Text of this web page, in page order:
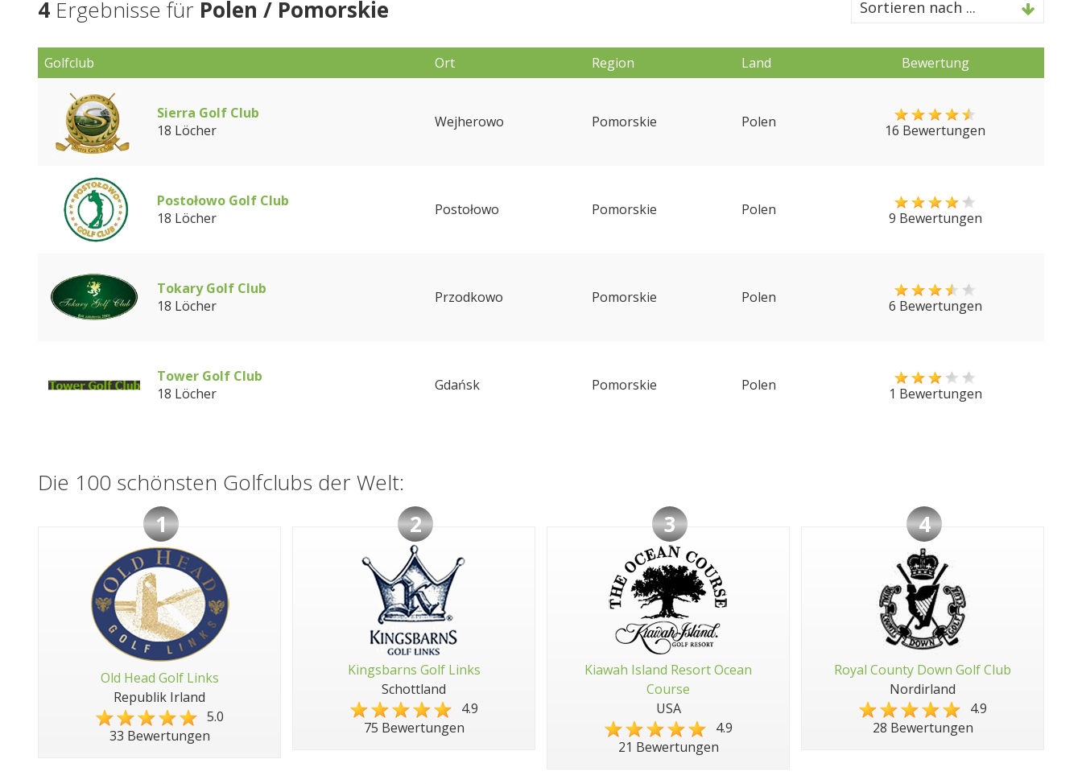
4 Ergebnisse für Polen / Pomorskie Sortieren nach ...
Golfclub Ort Region Land Bewertung
Sierra Golf Club
18 Löcher
Wejherowo Pomorskie Polen 16 Bewertungen
Postołowo Golf Club
18 Löcher
Postołowo Pomorskie Polen 9 Bewertungen
Tokary Golf Club
18 Löcher
Przodkowo Pomorskie Polen 6 Bewertungen
Tower Golf Club
18 Löcher
Gdańsk Pomorskie Polen 1 Bewertungen
Die 100 schönsten Golfclubs der Welt:
1
Old Head Golf Links
Republik Irland
5.0
33 Bewertungen
2
Kingsbarns Golf Links
Schottland
4.9
75 Bewertungen
3
Kiawah Island Resort Ocean
Course
USA
4.9
21 Bewertungen
4
Royal County Down Golf Club
Nordirland
4.9
28 Bewertungen